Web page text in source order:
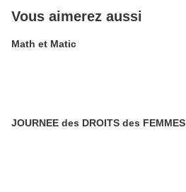
Vous aimerez aussi
Math et Matic
JOURNEE des DROITS des FEMMES